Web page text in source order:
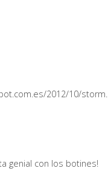
2012/10/
genial con los botines!